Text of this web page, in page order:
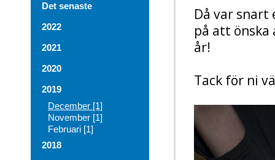
Det senaste
2022
2021
2020
2019
December [1]
November [1]
Februari [1]
2018
Då var
på att
år!
Tack för ni